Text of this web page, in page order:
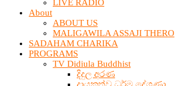
LIVE RADIO
About
ABOUT US
MALIGAWILA ASSAJI THERO
SADAHAM CHARIKA
PROGRAMS
TV Didiula Buddhist
දිදුල අරණ